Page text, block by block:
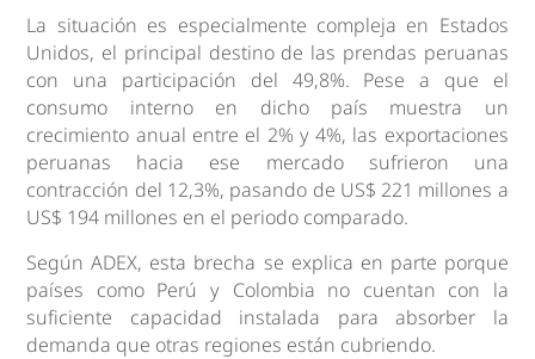
La situación es especialmente compleja en Estados
Unidos, el principal destino de las prendas peruanas
con una participación del 49,8%. Pese a que el
consumo interno en dicho país muestra un
crecimiento anual entre el 2% y 4%, las exportaciones
peruanas hacia ese mercado sufrieron una
contracción del 12,3%, pasando de US$ 221 millones a
US$ 194 millones en el periodo comparado.
Según ADEX, esta brecha se explica en parte porque
países como Perú y Colombia no cuentan con la
suficiente capacidad instalada para absorber la
demanda que otras regiones están cubriendo.